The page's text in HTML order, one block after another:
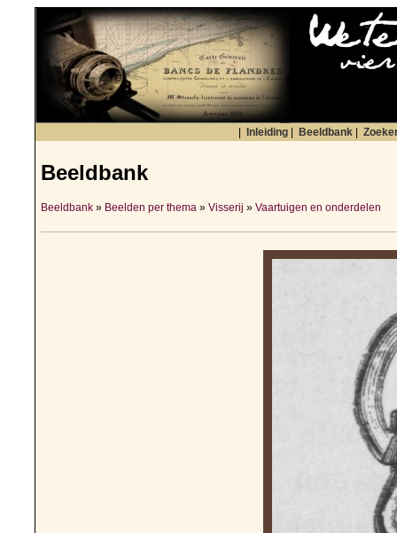
Inleiding Beeldbank
Beeldbank
Beeldbank » Beelden per thema » Visserij » Vaartuigen en onderdelen